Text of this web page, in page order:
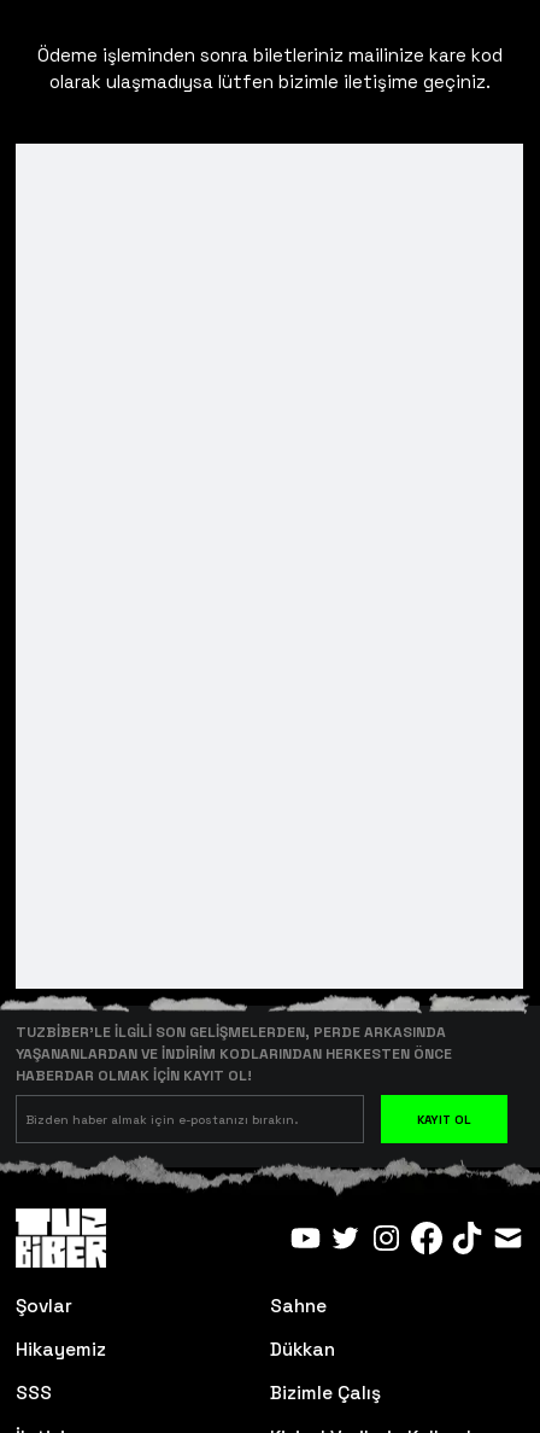
Ödeme işleminden sonra biletleriniz mailinize kare kod
olarak ulaşmadıysa lütfen bizimle iletişime geçiniz.
TUZBİBER’LE İLGİLİ SON GELİŞMELERDEN, PERDE ARKASINDA
YAŞANANLARDAN VE İNDİRİM KODLARINDAN HERKESTEN ÖNCE
HABERDAR OLMAK İÇİN KAYIT OL!
KAYIT OL
Şovlar
Sahne
Hikayemiz
Dükkan
SSS
Bizimle Çalış